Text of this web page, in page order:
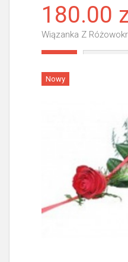
180.00
Wiązanka Z
Nowy